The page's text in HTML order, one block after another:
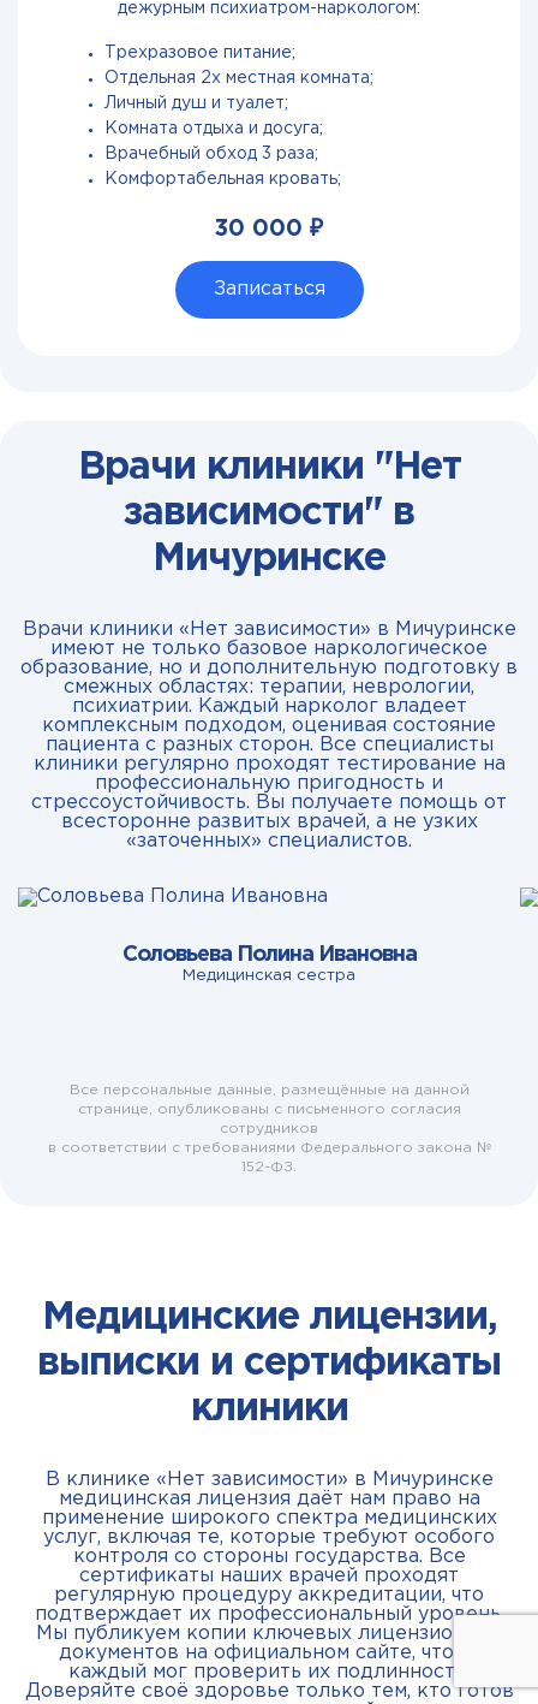
дежурным психиатром-наркологом:
Трехразовое питание;
Отдельная 2х местная комната;
Личный душ и туалет;
Комната отдыха и досуга;
Врачебный обход 3 раза;
Комфортабельная кровать;
30 000 ₽
Записаться
Врачи клиники "Нет
зависимости" в
Мичуринске
Врачи клиники «Нет зависимости» в Мичуринске
имеют не только базовое наркологическое
образование, но и дополнительную подготовку в
смежных областях: терапии, неврологии,
психиатрии. Каждый нарколог владеет
комплексным подходом, оценивая состояние
пациента с разных сторон. Все специалисты
клиники регулярно проходят тестирование на
профессиональную пригодность и
стрессоустойчивость. Вы получаете помощь от
всесторонне развитых врачей, а не узких
«заточенных» специалистов.
Соловьева Полина Ивановна
Медицинская сестра
Все персональные данные, размещённые на данной
странице, опубликованы с письменного согласия
сотрудников
в соответствии с требованиями Федерального закона №
152-ФЗ.
Медицинские лицензии,
выписки и сертификаты
клиники
В клинике «Нет зависимости» в Мичуринске
медицинская лицензия даёт нам право на
применение широкого спектра медицинских
услуг, включая те, которые требуют особого
контроля со стороны государства. Все
сертификаты наших врачей проходят
регулярную процедуру аккредитации, что
подтверждает их профессиональный уровень.
Мы публикуем копии ключевых лицензионных
документов на официальном сайте, чтобы
каждый мог проверить их подлинность.
Доверяйте своё здоровье только тем, кто готов